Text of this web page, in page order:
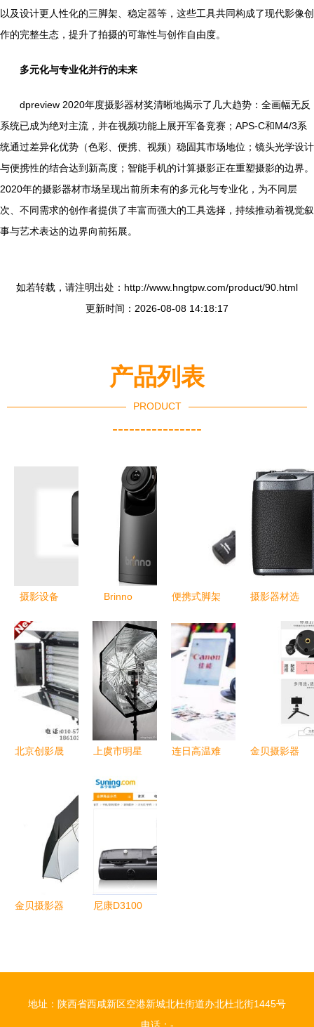
以及设计更人性化的三脚架、稳定器等，这些工具共同构成了现代影像创
作的完整生态，提升了拍摄的可靠性与创作自由度。
多元化与专业化并行的未来
dpreview 2020年度摄影器材奖清晰地揭示了几大趋势：全画幅无反
系统已成为绝对主流，并在视频功能上展开军备竞赛；APS-C和M4/3系
统通过差异化优势（色彩、便携、视频）稳固其市场地位；镜头光学设计
与便携性的结合达到新高度；智能手机的计算摄影正在重塑摄影的边界。
2020年的摄影器材市场呈现出前所未有的多元化与专业化，为不同层
次、不同需求的创作者提供了丰富而强大的工具选择，持续推动着视觉叙
事与艺术表达的边界向前拓展。
如若转载，请注明出处：http://www.hngtpw.com/product/90.html
更新时间：2026-08-08 14:18:17
产品列表
PRODUCT
----------------
摄影设备
材
Brinno
Pro缩时拍
专业版 延
时摄影与运
动记录的完
美融合
便携式脚架
附件介绍
便携、保护
与专业 兼·
摄影器材守
护者之数码
初探
摄影器材选
反与暗光拍
摄的完美搭
北京创影晟
材产品列表
精选
上虞市明星
连日高温难
金贝摄影器
金贝摄影器
尼康D3100
价比之选
地址：陕西省西咸新区空港新城北杜街道办北杜北街1445号